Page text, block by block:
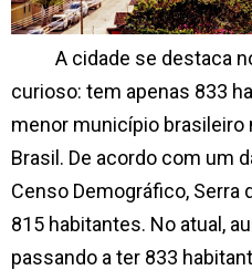
A cidade se destaca
curioso: tem apenas 833
menor município
Brasil. De acordo com um
Censo Demográfico, Serra
815 habitantes. No atual,
passando a ter 833